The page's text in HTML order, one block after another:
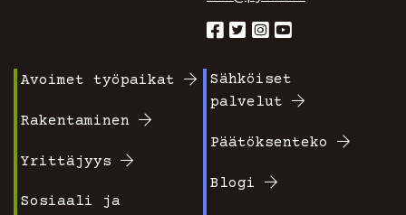
valikko
1
Avoimet työpaikat
Rakentaminen
Yrittäjyys
Sosiaali ja
Footer
2
Sähköiset
palvelut
Päätöksenteko
Blogi